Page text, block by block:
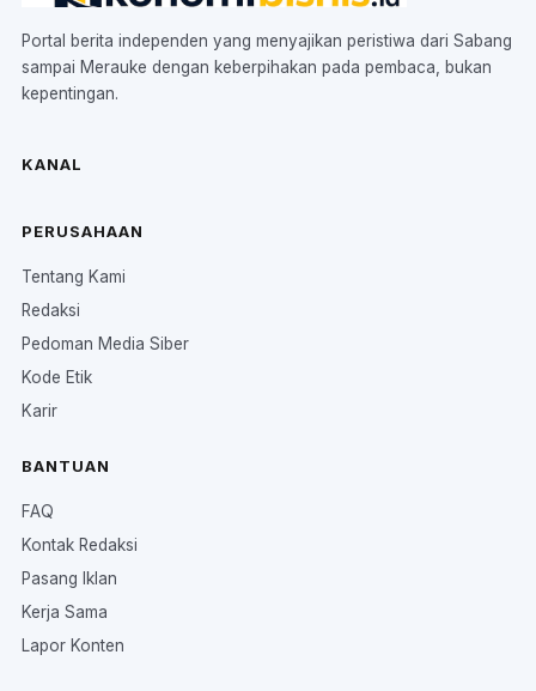
Portal berita independen yang menyajikan peristiwa dari Sabang
sampai Merauke dengan keberpihakan pada pembaca, bukan
kepentingan.
KANAL
PERUSAHAAN
Tentang Kami
Redaksi
Pedoman Media Siber
Kode Etik
Karir
BANTUAN
FAQ
Kontak Redaksi
Pasang Iklan
Kerja Sama
Lapor Konten